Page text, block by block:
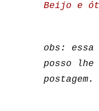
Beijo e
obs:
posso
postagem.